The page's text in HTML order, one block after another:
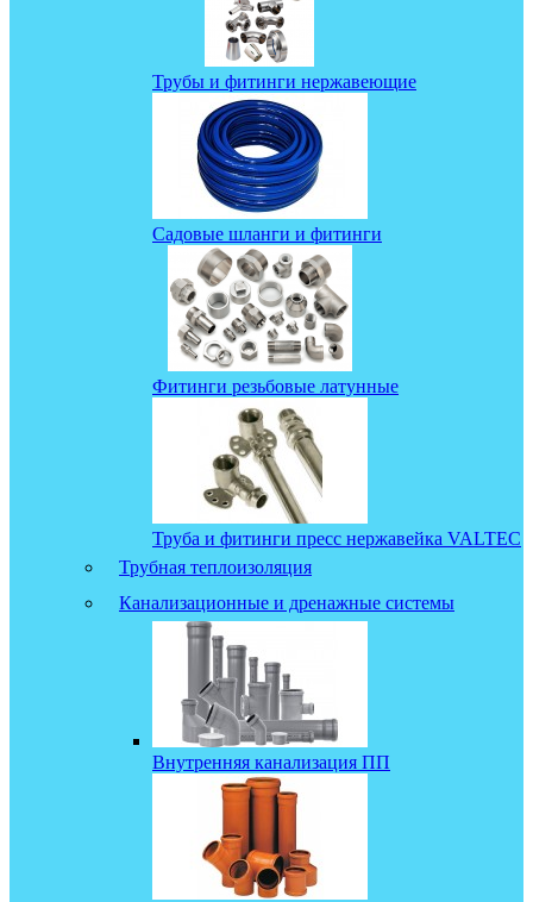
Трубы и фитинги нержавеющие
Садовые шланги и фитинги
Фитинги резьбовые латунные
Труба и фитинги пресс нержавейка VALTEC
Трубная теплоизоляция
Канализационные и дренажные системы
Внутренняя канализация ПП